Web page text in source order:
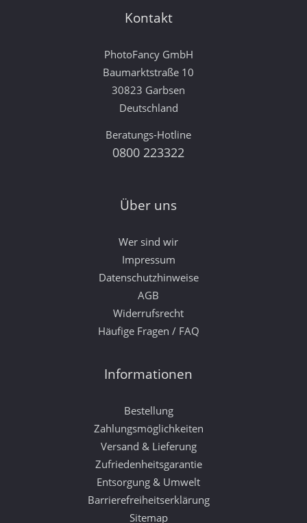
Kontakt
PhotoFancy GmbH
Baumarktstraße 10
30823 Garbsen
Deutschland
Beratungs-Hotline
0800 223322
Über uns
Wer sind wir
Impressum
Datenschutzhinweise
AGB
Widerrufsrecht
Häufige Fragen / FAQ
Informationen
Bestellung
Zahlungsmöglichkeiten
Versand & Lieferung
Zufriedenheitsgarantie
Entsorgung & Umwelt
Barrierefreiheitserklärung
Sitemap